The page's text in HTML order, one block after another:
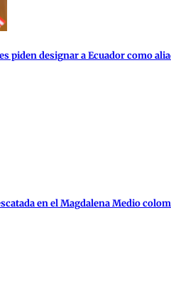
piden designar a Ecuador como
en el Magdalena Medio